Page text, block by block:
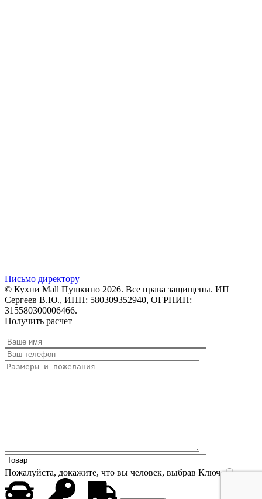
Письмо директору
© Кухни Mall Пушкино 2026. Все права защищены. ИП
Сергеев В.Ю., ИНН: 580309352940, ОГРНИП:
315580300006466.
Получить расчет
Пожалуйста, докажите, что вы человек, выбрав Ключ.